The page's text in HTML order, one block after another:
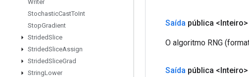
Writer
StochasticCastToInt
StopGradient
StridedSlice
StridedSliceAssign
StridedSliceGrad
StringLower
Saída pública <Inteiro>
O algoritmo RNG
Saída pública <Inteiro>